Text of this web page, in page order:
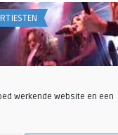
werkende website en een
en Xandria in